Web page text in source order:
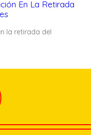
En La Retirada
la retirada del